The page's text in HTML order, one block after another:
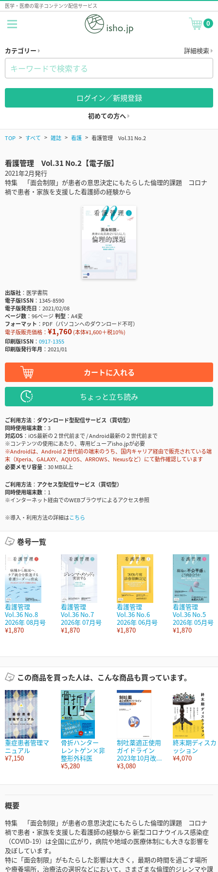
医学・医療の電子コンテンツ配信サービス
0
カテゴリー 詳細検索
ログイン／新規登録
初めての方へ
TOP すべて 雑誌 看護 看護管理 Vol.31 No.2
看護管理 Vol.31 No.2【電子版】
2021年2月発行
特集 「面会制限」が患者の意思決定にもたらした倫理的課題 コロナ
禍で患者・家族を支援した看護師の経験から
出版社
医学書院
電子版ISSN
1345-8590
電子版発売日
2021/02/08
ページ数
96ページ判型
A4変
フォーマット
PDF（パソコンへのダウンロード不可）
電子版販売価格： ¥1,760(本体¥1,600＋税10％)
印刷版ISSN
0917-1355
印刷版発行年月
2021/01
カートに入れる
ちょっと立ち読み
ご利用方法
ダウンロード型配信サービス（買切型）
同時使用端末数
3
対応OS
iOS最新の２世代前まで / Android最新の２世代前まで
※コンテンツの使用にあたり、専用ビューアisho.jpが必要
※Androidは、Android２世代前の端末のうち、国内キャリア経由で販売されている端
末（Xperia、GALAXY、AQUOS、ARROWS、Nexusなど）にて動作確認しています
必要メモリ容量
30 MB以上
ご利用方法
アクセス型配信サービス（買切型）
同時使用端末数
1
※インターネット経由でのWEBブラウザによるアクセス参照
※導入・利用方法の詳細はこちら
巻号一覧
看護管理
Vol.36 No.8
2026年 08月号
¥1,870
看護管理
Vol.36 No.7
2026年 07月号
¥1,870
看護管理
Vol.36 No.6
2026年 06月号
¥1,870
看護管理
Vol.36 No.5
2026年 05月号
¥1,870
この商品を買った人は、こんな商品も買っています。
重症患者管理マ
ニュアル
¥7,150
骨折ハンター
レントゲン×非
整形外科医
¥5,280
制吐薬適正使用
ガイドライン
2023年10月改...
¥3,080
終末期ディスカ
ッション
¥4,070
概要
特集 「面会制限」が患者の意思決定にもたらした倫理的課題 コロナ
禍で患者・家族を支援した看護師の経験から 新型コロナウイルス感染症
（COVID-19）は全国に広がり，病院や地域の医療体制にも大きな影響を
及ぼしています。
特に「面会制限」がもたらした影響は大きく，最期の時間を過ごす場所
や療養場所，治療法の選択などにおいて，さまざまな倫理的ジレンマや課